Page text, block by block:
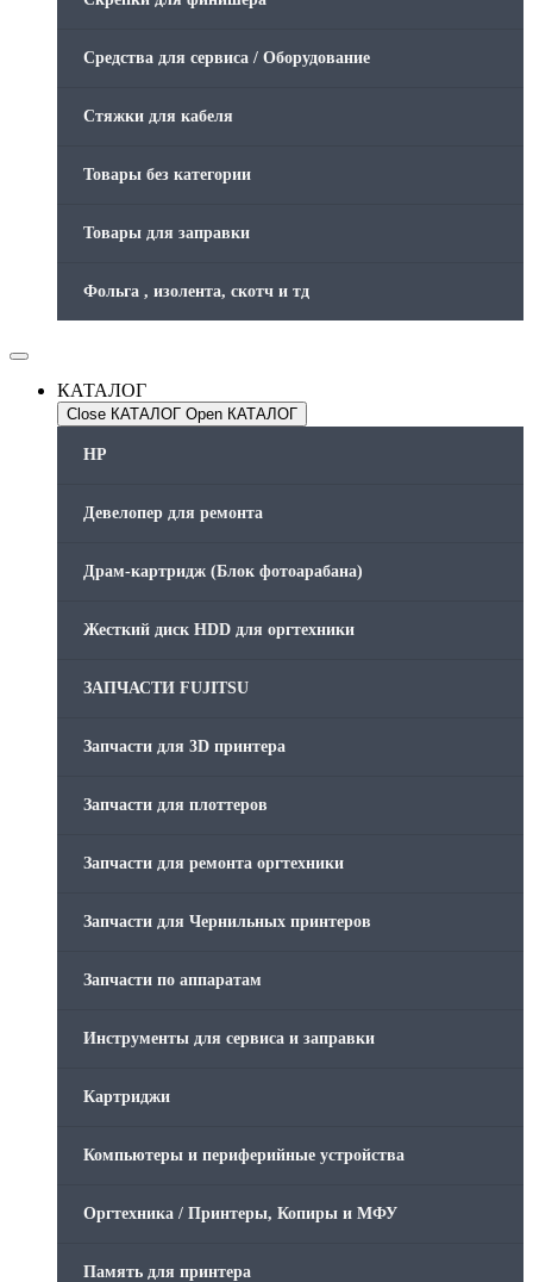
Средства для сервиса / Оборудование
Стяжки для кабеля
Товары без категории
Товары для заправки
Фольга , изолента, скотч и тд
КАТАЛОГ
Close КАТАЛОГ Open КАТАЛОГ
HP
Девелопер для ремонта
Драм-картридж (Блок фотоарабана)
Жесткий диск HDD для оргтехники
ЗАПЧАСТИ FUJITSU
Запчасти для 3D принтера
Запчасти для плоттеров
Запчасти для ремонта оргтехники
Запчасти для Чернильных принтеров
Запчасти по аппаратам
Инструменты для сервиса и заправки
Картриджи
Компьютеры и периферийные устройства
Оргтехника / Принтеры, Копиры и МФУ
Память для принтера